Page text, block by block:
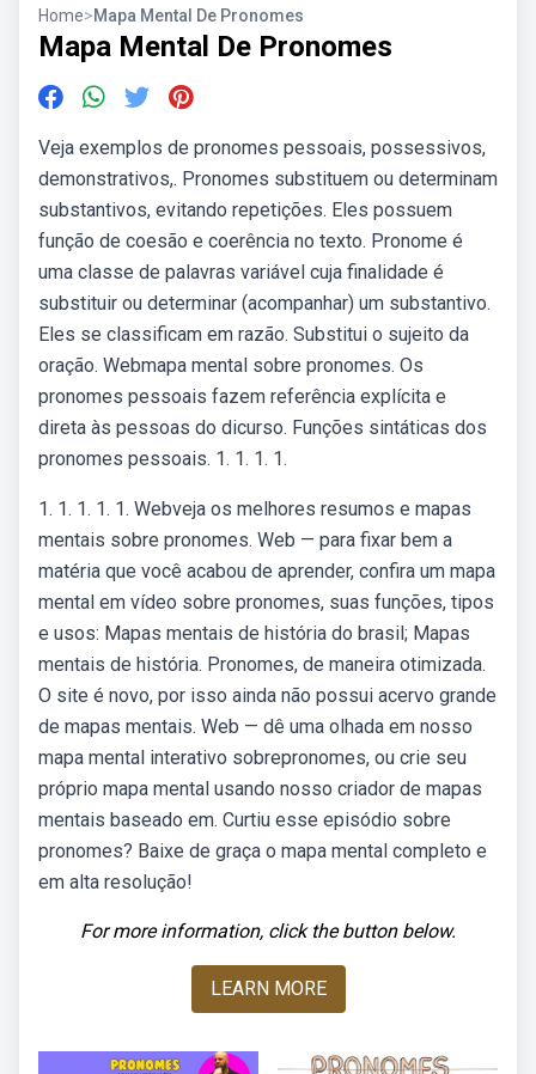
Home>Mapa Mental De Pronomes
Mapa Mental De Pronomes
Veja exemplos de pronomes pessoais, possessivos,
demonstrativos,. Pronomes substituem ou determinam
substantivos, evitando repetições. Eles possuem
função de coesão e coerência no texto. Pronome é
uma classe de palavras variável cuja finalidade é
substituir ou determinar (acompanhar) um substantivo.
Eles se classificam em razão. Substitui o sujeito da
oração. Webmapa mental sobre pronomes. Os
pronomes pessoais fazem referência explícita e
direta às pessoas do dicurso. Funções sintáticas dos
pronomes pessoais. 1. 1. 1. 1.
1. 1. 1. 1. 1. Webveja os melhores resumos e mapas
mentais sobre pronomes. Web — para fixar bem a
matéria que você acabou de aprender, confira um mapa
mental em vídeo sobre pronomes, suas funções, tipos
e usos: Mapas mentais de história do brasil; Mapas
mentais de história. Pronomes, de maneira otimizada.
O site é novo, por isso ainda não possui acervo grande
de mapas mentais. Web — dê uma olhada em nosso
mapa mental interativo sobrepronomes, ou crie seu
próprio mapa mental usando nosso criador de mapas
mentais baseado em. Curtiu esse episódio sobre
pronomes? Baixe de graça o mapa mental completo e
em alta resolução!
For more information, click the button below.
LEARN MORE